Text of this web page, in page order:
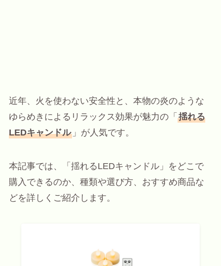
近年、火を使わない安全性と、本物の炎のような
ゆらめきによるリラックス効果が魅力の「 揺れる
LEDキャンドル」が人気です。
本記事では、「揺れるLEDキャンドル」をどこで
購入できるのか、種類や選び方、おすすめ商品な
どを詳しくご紹介します。